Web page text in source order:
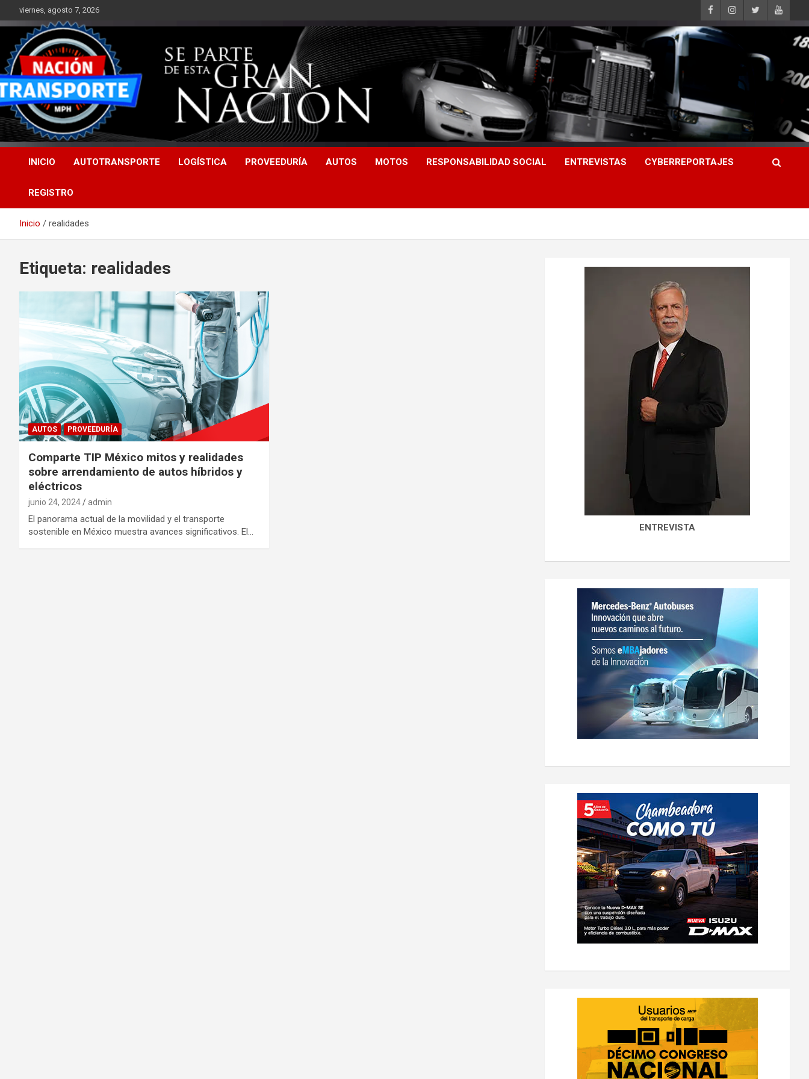
al
contenido
viernes, agosto 7, 2026
INICIO AUTOTRANSPORTE LOGÍSTICA PROVEEDURÍA AUTOS MOTOS RESPONSABILIDAD SOCIAL ENTREVISTAS CYBERREPORTAJES
REGISTRO
Inicio realidades
Etiqueta: realidades
AUTOS PROVEEDURÍA
Comparte TIP México mitos y realidades
sobre arrendamiento de autos híbridos y
eléctricos
junio 24, 2024 admin
El panorama actual de la movilidad y el transporte
sostenible en México muestra avances significativos. El…
ENTREVISTA